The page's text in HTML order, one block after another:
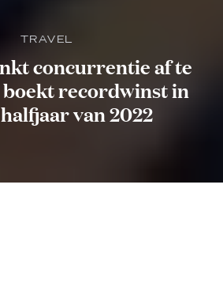
TRAVEL
concurrentie af te
recordwinst in
van 2022